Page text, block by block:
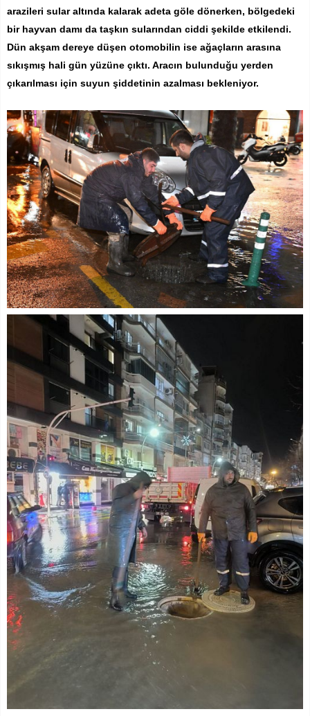
arazileri sular altında kalarak adeta göle dönerken, bölgedeki
bir hayvan damı da taşkın sularından ciddi şekilde etkilendi.
Dün akşam dereye düşen otomobilin ise ağaçların arasına
sıkışmış hali gün yüzüne çıktı. Aracın bulunduğu yerden
çıkarılması için suyun şiddetinin azalması bekleniyor.